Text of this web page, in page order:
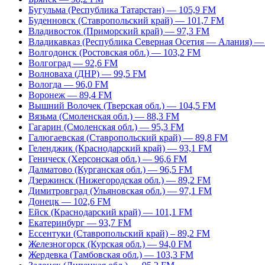
Бугульма (Республика Татарстан) — 105,9 FM
Буденновск (Ставропольский край) — 101,7 FM
Владивосток (Приморский край) — 97,3 FM
Владикавказ (Республика Северная Осетия — Алания)
Волгодонск (Ростовская обл.) — 103,2 FM
Волгоград — 92,6 FM
Волноваха (ДНР) — 99,5 FM
Вологда — 96,0 FM
Воронеж — 89,4 FM
Вышний Волочек (Тверская обл.) — 104,5 FM
Вязьма (Смоленская обл.) — 88,3 FM
Гагарин (Смоленская обл.) — 95,3 FM
Галюгаевская (Ставропольский край) — 89,8 FM
Геленджик (Краснодарский край) — 93,1 FM
Геническ (Херсонская обл.) — 96,6 FM
Далматово (Курганская обл.) — 96,5 FM
Дзержинск (Нижегородская обл.) — 89,2 FM
Димитровград (Ульяновская обл.) — 97,1 FM
Донецк — 102,6 FM
Ейск (Краснодарский край) — 101,1 FM
Екатеринбург — 93,7 FM
Ессентуки (Ставропольский край) – 89,2 FM
Железногорск (Курская обл.) — 94,0 FM
Жердевка (Тамбовская обл.) — 103,3 FM